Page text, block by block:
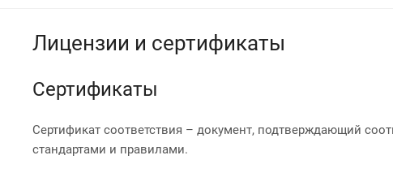
Лицензии и сертификаты
Сертификаты
Сертификат соответствия – документ, подтверждающий
стандартами и правилами.